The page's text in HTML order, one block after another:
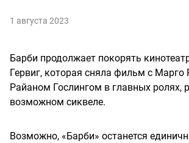
1 августа 2023
Барби продолжает покорять
Гервиг, которая сняла фильм с Марго
Райаном Гослингом в главных ролях,
возможном сиквеле.
Возможно, «Барби» останется